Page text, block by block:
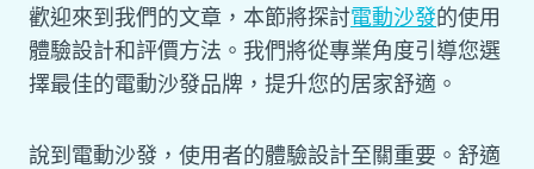
歡迎來到我們的文章，本節將探討電動沙發的使用
體驗設計和評價方法。我們將從專業角度引導您選
擇最佳的電動沙發品牌，提升您的居家舒適。
說到電動沙發，使用者的體驗設計至關重要。舒適